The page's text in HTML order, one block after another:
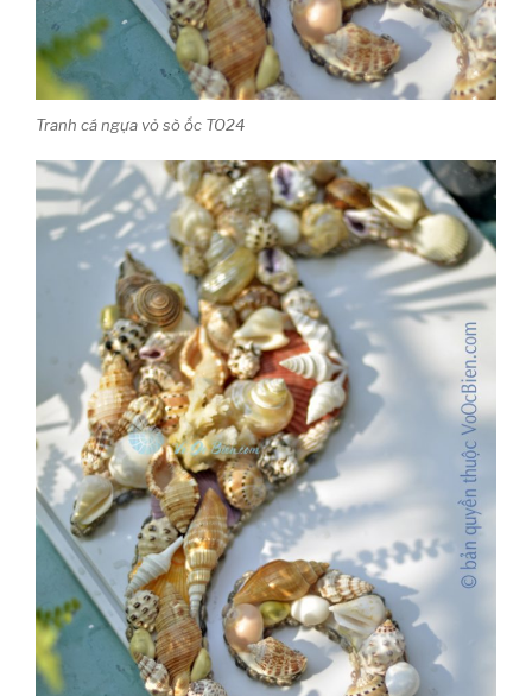
Tranh cá ngựa vỏ sò ốc TO24